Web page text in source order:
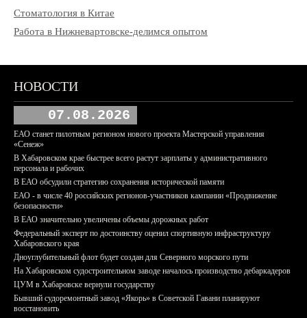
Стоматология в Китае
Работа в Нижневартовске-делимся опытом
НОВОСТИ
07.08.2026
ЕАО станет пилотным регионом нового проекта Мастерской управления
«Сенеж»
В Хабаровском крае быстрее всего растут зарплаты у административного
персонала и рабочих
В ЕАО обсудили стратегию сохранения исторической памяти
ЕАО - в числе 40 российских регионов-участников кампании «Продвижение
безопасности»
В ЕАО значительно увеличены объемы дорожных работ
Федеральный эксперт по достоинству оценил спортивную инфраструктуру
Хабаровского края
Дноуглубительный флот будет создан для Северного морского пути
На Хабаровском судостроительном заводе началось производство дебаркадеров
ЦУМ в Хабаровске вернули государству
Бывший судоремонтный завод «Якорь» в Советской Гавани планируют
восстановить